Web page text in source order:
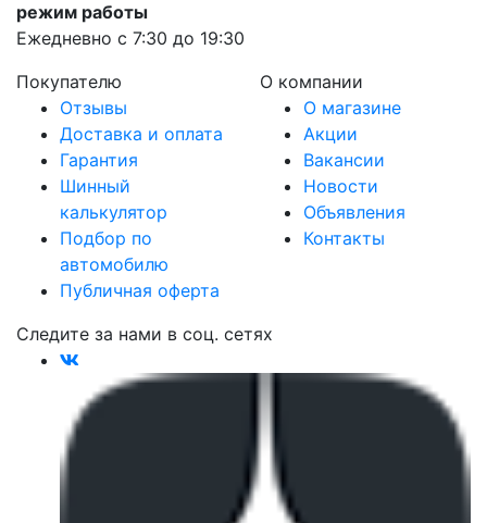
режим работы
Ежедневно с 7:30 до 19:30
Покупателю
Отзывы
Доставка и оплата
Гарантия
Шинный
калькулятор
Подбор по
автомобилю
Публичная оферта
О компании
О магазине
Акции
Вакансии
Новости
Объявления
Контакты
Следите за нами в соц. сетях